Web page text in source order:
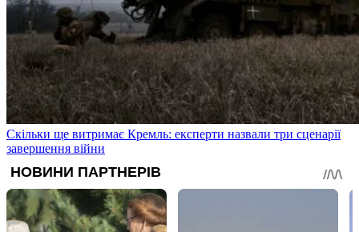
Скільки ще витримає Кремль: експерти назвали три сценарії
завершення війни